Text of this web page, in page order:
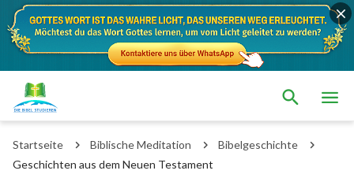
Startseite Biblische Meditation
Bibelgeschichte
Geschichten aus dem Neuen Testament